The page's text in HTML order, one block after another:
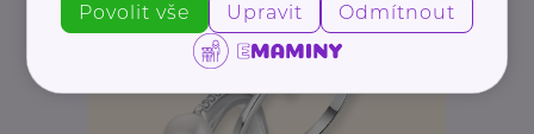
Povolit vše Upravit Odmítnout